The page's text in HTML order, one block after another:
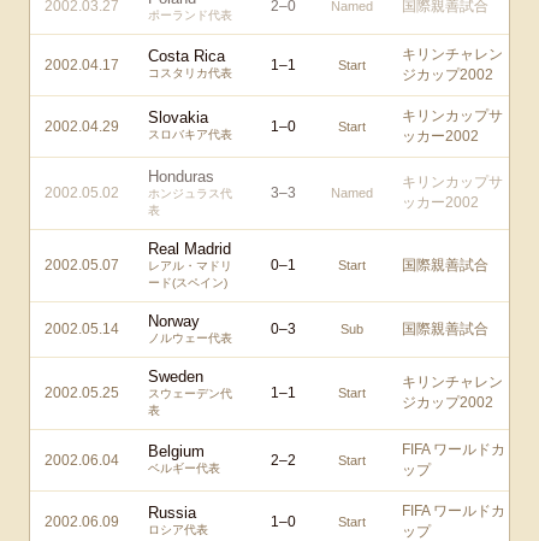
2002.03.27
ポーランド代表
2–0 Named 国際親善試合
2002.04.17 Costa Rica
コスタリカ代表 1–1 Start
キリンチャレン
ジカップ2002
2002.04.29 Slovakia
スロバキア代表 1–0 Start
キリンカップサ
ッカー2002
2002.05.02
Honduras
ホンジュラス代
表
3–3 Named
キリンカップサ
ッカー2002
2002.05.07
Real Madrid
レアル・マドリ
ード(スペイン)
0–1 Start 国際親善試合
2002.05.14 Norway
ノルウェー代表
0–3 Sub 国際親善試合
2002.05.25
Sweden
スウェーデン代
表
1–1 Start
キリンチャレン
ジカップ2002
2002.06.04 Belgium
ベルギー代表 2–2 Start
FIFA ワールドカ
ップ
2002.06.09 Russia
ロシア代表 1–0 Start
FIFA ワールドカ
ップ